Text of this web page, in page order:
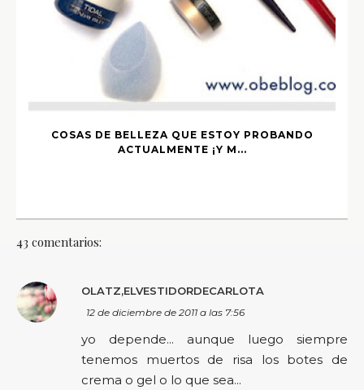
COSAS DE BELLEZA QUE ESTOY PROBANDO
ACTUALMENTE ¡Y M...
43 comentarios:
OLATZ,ELVESTIDORDECARLOTA
12 de diciembre de 2011 a las 7:56
yo depende... aunque luego siempre
tenemos muertos de risa los botes de
crema o gel o lo que sea...